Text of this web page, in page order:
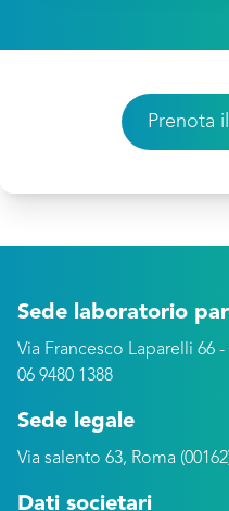
Prenota
Sede laboratorio
Via Francesco Laparelli 66 -
06 9480 1388
Sede legale
Via salento 63, Roma
Dati societari